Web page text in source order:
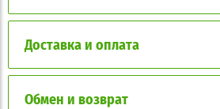
Доставка и оплата
Обмен и возврат